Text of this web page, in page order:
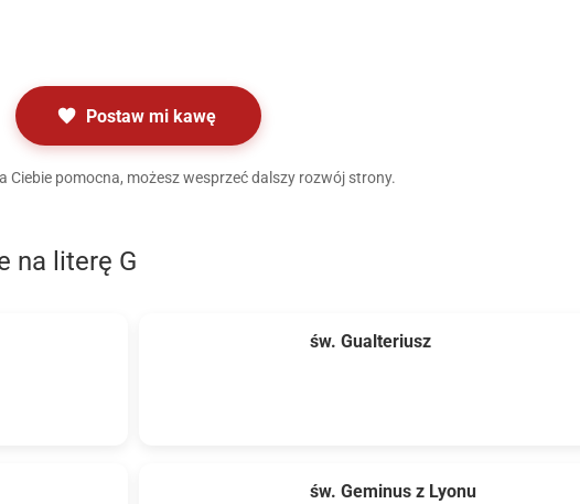
Postaw mi kawę
Ciebie pomocna, możesz wesprzeć dalszy rozwój strony.
na literę G
św. Gualteriusz
św. Geminus z Lyonu